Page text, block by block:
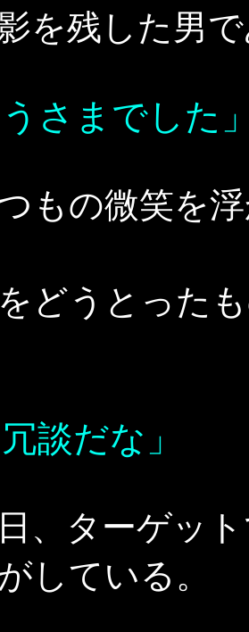
を残した男
うさまでした
もの微笑を
どうとった
談だな」
、ターゲッ
している。